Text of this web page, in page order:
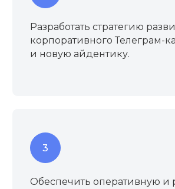
Разработать стратегию
корпоративного Телеграм-
и новую айдентику.
Обеспечить оперативную и